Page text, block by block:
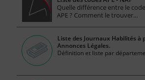
Quelle différence entre le
APE ? Comment le trouver…
Liste des Journaux Habilités à
Annonces Légales.
Définition et liste par